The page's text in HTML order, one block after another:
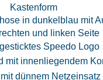
Kastenform
in dunkelblau mit
und linken Seite
Speedo Logo
mit innenliegendem
dünnem Netzeinsatz